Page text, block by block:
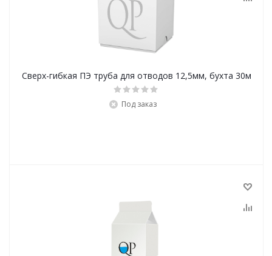
Сверх-гибкая ПЭ труба для отводов 12,5мм, бухта 30м
Под заказ